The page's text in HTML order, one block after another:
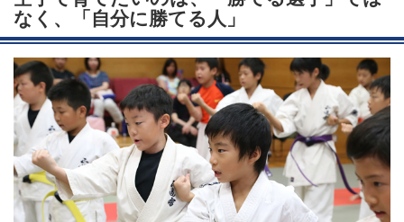
なく、「自分に勝てる人」